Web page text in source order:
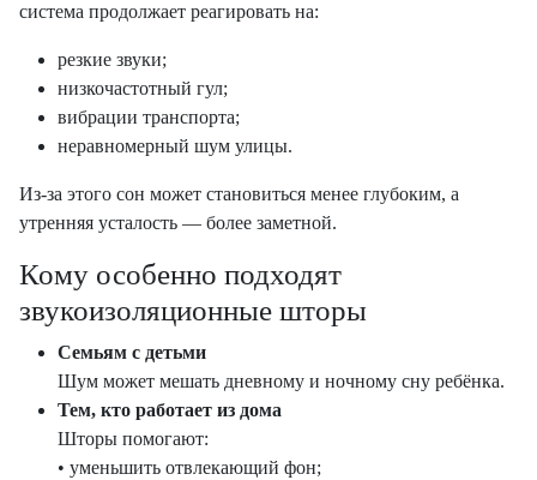
система продолжает реагировать на:
резкие звуки;
низкочастотный гул;
вибрации транспорта;
неравномерный шум улицы.
Из-за этого сон может становиться менее глубоким, а
утренняя усталость — более заметной.
Кому особенно подходят
звукоизоляционные шторы
Семьям с детьми
Шум может мешать дневному и ночному сну ребёнка.
Тем, кто работает из дома
Шторы помогают:
• уменьшить отвлекающий фон;